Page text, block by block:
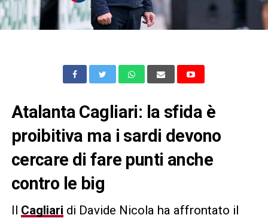
Atalanta Cagliari: la sfida è
proibitiva ma i sardi devono
cercare di fare punti anche
contro le big
Il Cagliari di Davide Nicola ha affrontato il